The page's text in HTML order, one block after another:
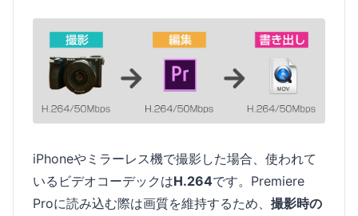
iPhoneやミラーレス機で撮影した場合、使われて
いるビデオコーデックはH.264です。Premiere
Proに読み込む際は画質を維持するため、 撮影時の